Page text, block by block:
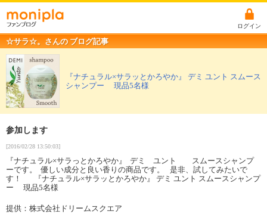
ログイン
☆サラ☆。さんの ブログ記事
『ナチュラル×サラッとかろやか』 デミ ユント スムース
シャンプー 現品5名様
参加します
[2016/02/28 13:50:03]
『ナチュラル×サラっとかろやか』 デミ ユント スムースシャンプ
ーです。 優しい成分と良い香りの商品です。 是非、試してみたいで
す！ 『ナチュラル×サラッとかろやか』 デミ ユント スムースシャンプ
ー 現品5名様
提供：株式会社ドリームスクエア